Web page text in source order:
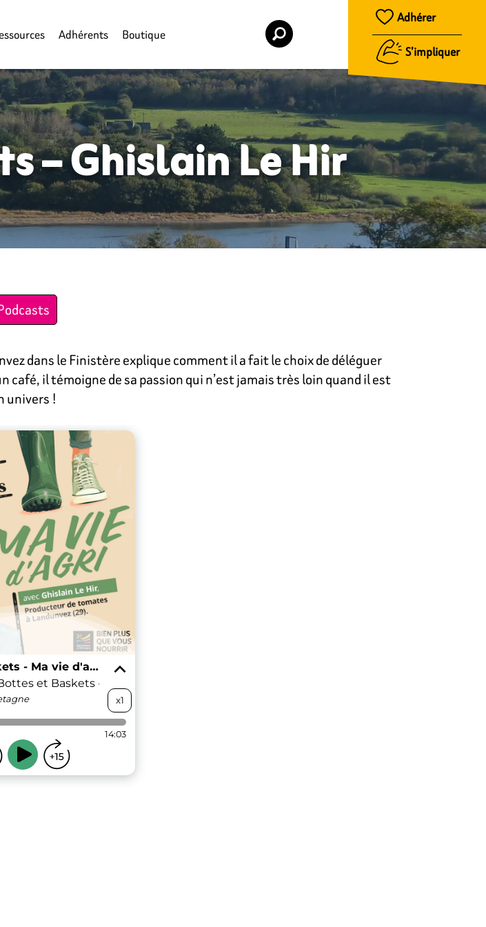
Adhérents Boutique
Adhérer
S’impliquer
– Ghislain Le Hir
dans le Finistère explique comment il a fait le choix de déléguer
il témoigne de sa passion qui n’est jamais très loin quand il est
univers !